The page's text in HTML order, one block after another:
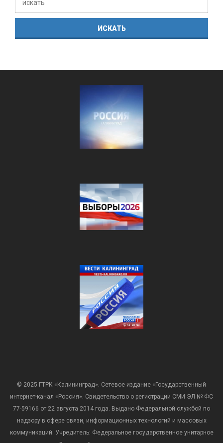
© 2025 ГТРК «Калининград». Сетевое издание «Государственный
интернет-канал «Россия». Свидетельство о регистрации СМИ ЭЛ № ФС
77-59166 от 22 августа 2014 года. Выдано Федеральной службой по
надзору в сфере связи, информационных технологий и массовых
коммуникаций. Учредитель: Федеральное государственное унитарное